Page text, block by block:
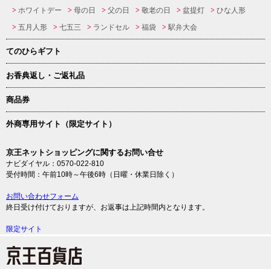
ホワイトデー
母の日 父の日 敬老の日 盆提灯
ひな人形
五月人形
七五三 ランドセル 福袋 駅弁大会
てのひらギフト
お香典返し・ご返礼品
商品券
外商専用サイト（限定サイト）
京王ネットショッピングに関するお問い合せ
ナビダイヤル：0570-022-810
受付時間：午前10時～午後6時（日曜・休業日除く）
お問い合わせフォーム
終日受け付けておりますが、お返事は上記時間内となります。
限定サイト